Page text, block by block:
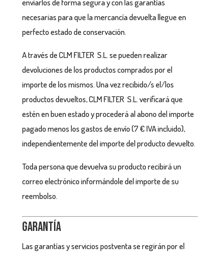
enviarlos de forma segura y con las garantías
necesarias para que la mercancía devuelta llegue en
perfecto estado de conservación.
A través de CLM FILTER S.L. se pueden realizar
devoluciones de los productos comprados por el
importe de los mismos. Una vez recibido/s el/los
productos devueltos, CLM FILTER S.L. verificará que
estén en buen estado y procederá al abono del importe
pagado menos los gastos de envío (7 € IVA incluido),
independientemente del importe del producto devuelto.
Toda persona que devuelva su producto recibirá un
correo electrónico informándole del importe de su
reembolso.
Garantía
Las garantías y servicios postventa se regirán por el